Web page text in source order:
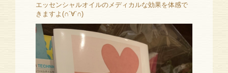
エッセンシャルオイルのメディカルな効果を体感で
きますよ(∩´∀`∩)